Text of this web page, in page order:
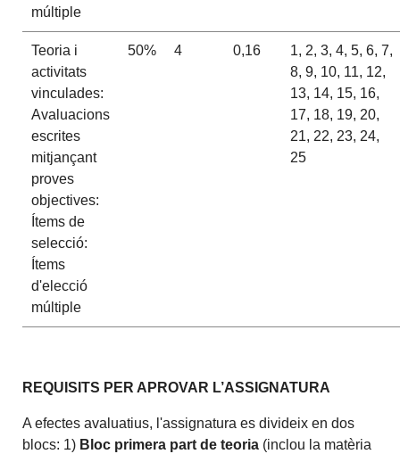
múltiple
Teoria i
activitats
vinculades:
Avaluacions
escrites
mitjançant
proves
objectives:
Ítems de
selecció:
Ítems
d'elecció
múltiple
50% 4 0,16
1, 2, 3, 4, 5, 6, 7,
8, 9, 10, 11, 12,
13, 14, 15, 16,
17, 18, 19, 20,
21, 22, 23, 24,
25
REQUISITS PER APROVAR L’ASSIGNATURA
A efectes avaluatius, l'assignatura es divideix en dos
blocs: 1) Bloc primera part de teoria (inclou la matèria